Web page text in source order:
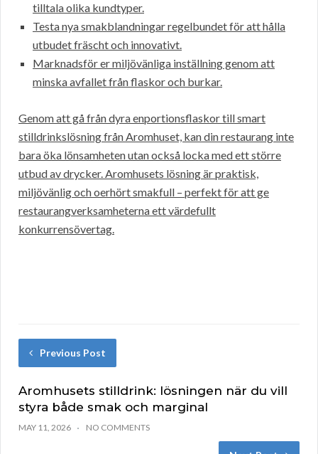
tilltala olika kundtyper.
Testa nya smakblandningar regelbundet för att hålla
utbudet fräscht och innovativt.
Marknadsför er miljövänliga inställning genom att
minska avfallet från flaskor och burkar.
Genom att gå från dyra enportionsflaskor till smart
stilldrinkslösning från Aromhuset, kan din restaurang inte
bara öka lönsamheten utan också locka med ett större
utbud av drycker. Aromhusets lösning är praktisk,
miljövänlig och oerhört smakfull – perfekt för att ge
restaurangverksamheterna ett värdefullt
konkurrensövertag.
Previous Post
Aromhusets stilldrink: lösningen när du vill
styra både smak och marginal
MAY 11, 2026 NO COMMENTS